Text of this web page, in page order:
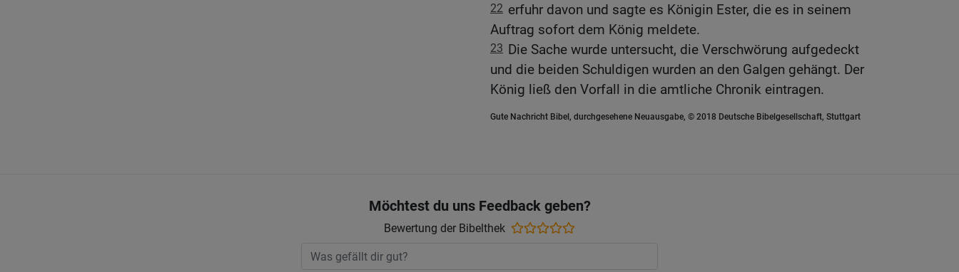
22 erfuhr davon und sagte es Königin Ester, die es in seinem
Auftrag sofort dem König meldete.
23 Die Sache wurde untersucht, die Verschwörung aufgedeckt
und die beiden Schuldigen wurden an den Galgen gehängt. Der
König ließ den Vorfall in die amtliche Chronik eintragen.
Gute Nachricht Bibel, durchgesehene Neuausgabe, © 2018 Deutsche Bibelgesellschaft, Stuttgart
Möchtest du uns Feedback geben?
Bewertung der Bibelthek